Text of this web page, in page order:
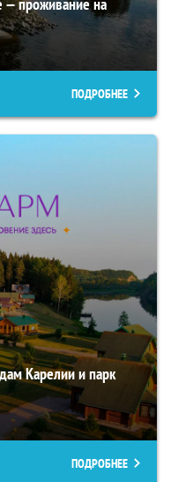
ПОДРОБНЕЕ
Карелии и парк
ПОДРОБНЕЕ